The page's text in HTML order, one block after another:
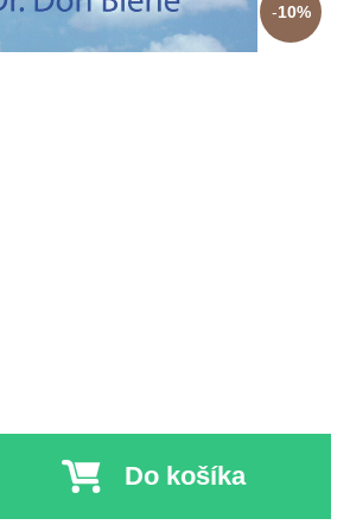
10%
Do košíka